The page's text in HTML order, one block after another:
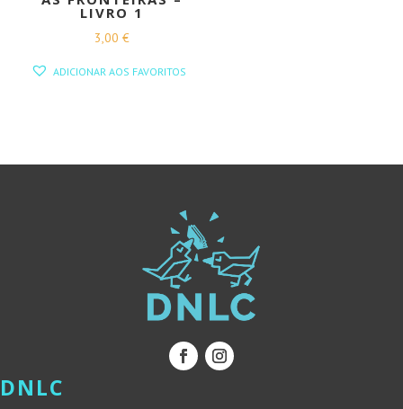
LIVRO 1
3,00€
ADICIONAR AOS FAVORITOS
DNLC